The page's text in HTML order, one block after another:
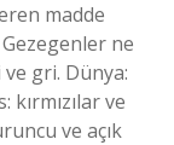
madde
ne
gri. Dünya:
ve
ve açık